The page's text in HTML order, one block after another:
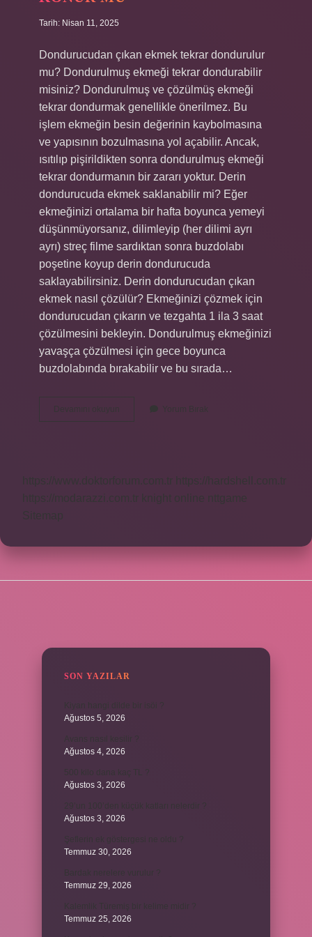
Tarih: Nisan 11, 2025
Dondurucudan çıkan ekmek tekrar dondurulur
mu? Dondurulmuş ekmeği tekrar dondurabilir
misiniz? Dondurulmuş ve çözülmüş ekmeği
tekrar dondurmak genellikle önerilmez. Bu
işlem ekmeğin besin değerinin kaybolmasına
ve yapısının bozulmasına yol açabilir. Ancak,
ısıtılıp pişirildikten sonra dondurulmuş ekmeği
tekrar dondurmanın bir zararı yoktur. Derin
dondurucuda ekmek saklanabilir mi? Eğer
ekmeğinizi ortalama bir hafta boyunca yemeyi
düşünmüyorsanız, dilimleyip (her dilimi ayrı
ayrı) streç filme sardıktan sonra buzdolabı
poşetine koyup derin dondurucuda
saklayabilirsiniz. Derin dondurucudan çıkan
ekmek nasıl çözülür? Ekmeğinizi çözmek için
dondurucudan çıkarın ve tezgahta 1 ila 3 saat
çözülmesini bekleyin. Dondurulmuş ekmeğinizi
yavaşça çözülmesi için gece boyunca
buzdolabında bırakabilir ve bu sırada…
Devamını okuyun
Buzluktan
Çıkarılan
Yorum Bırak
https://www.doktorforum.com.tr
https://hardshell.com.tr
https://modarazzi.com.tr
knight online
nttgame
SON YAZILAR
Ağustos 5, 2026
Ağustos 4, 2026
Ağustos 3, 2026
Ağustos 3, 2026
Temmuz 30, 2026
Temmuz 29, 2026
Temmuz 25, 2026